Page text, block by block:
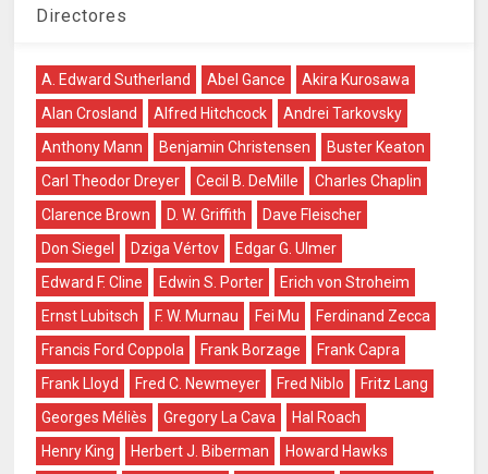
Directores
A. Edward Sutherland Abel Gance
Akira Kurosawa
Alan Crosland
Alfred Hitchcock
Andrei Tarkovsky
Anthony Mann
Benjamin Christensen
Buster Keaton
Carl Theodor Dreyer
Cecil B. DeMille
Charles Chaplin
Clarence Brown
D. W. Griffith
Dave Fleischer
Don Siegel
Dziga Vértov
Edgar G. Ulmer
Edward F. Cline
Edwin S. Porter
Erich von Stroheim
Ernst Lubitsch
F. W. Murnau Fei Mu
Ferdinand Zecca
Francis Ford Coppola
Frank Borzage
Frank Capra
Frank Lloyd
Fred C. Newmeyer Fred Niblo
Fritz Lang
Georges Méliès
Gregory La Cava
Hal Roach
Henry King
Herbert J. Biberman
Howard Hawks